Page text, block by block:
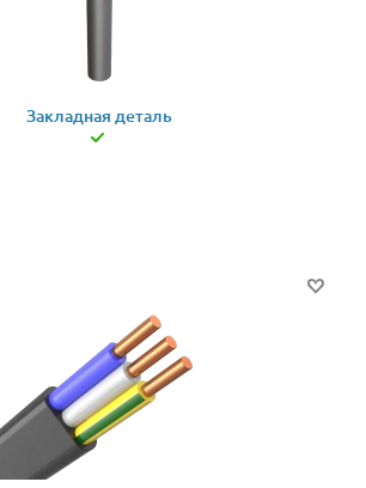
Закладная деталь